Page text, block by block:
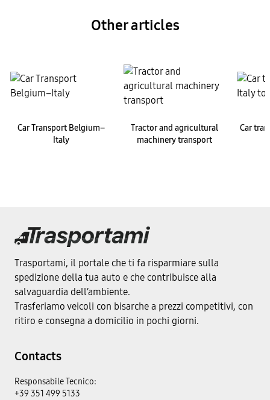
Other articles
Car Transport Belgium–
Italy
Tractor and agricultural
machinery transport
Car
Trasportami, il portale che ti fa risparmiare sulla
spedizione della tua auto e che contribuisce alla
salvaguardia dell’ambiente.
Trasferiamo veicoli con bisarche a prezzi competitivi, con
ritiro e consegna a domicilio in pochi giorni.
Contacts
Responsabile Tecnico:
+39 351 499 5133